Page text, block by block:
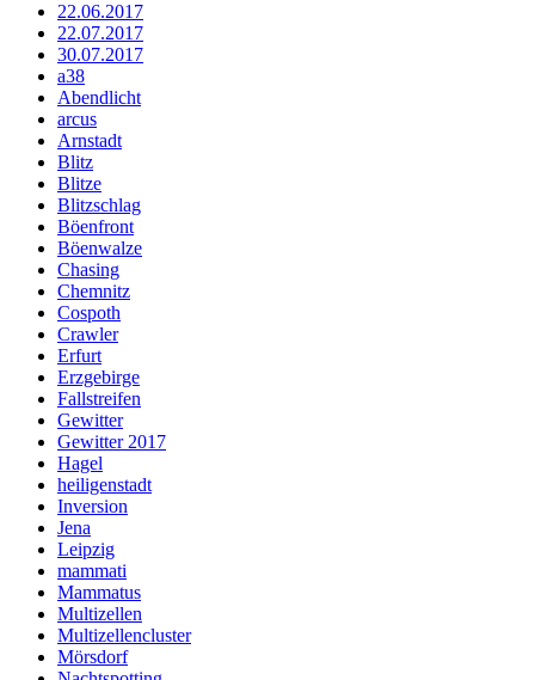
22.06.2017
22.07.2017
30.07.2017
a38
Abendlicht
arcus
Arnstadt
Blitz
Blitze
Blitzschlag
Böenfront
Böenwalze
Chasing
Chemnitz
Cospoth
Crawler
Erfurt
Erzgebirge
Fallstreifen
Gewitter
Gewitter 2017
Hagel
heiligenstadt
Inversion
Jena
Leipzig
mammati
Mammatus
Multizellen
Multizellencluster
Mörsdorf